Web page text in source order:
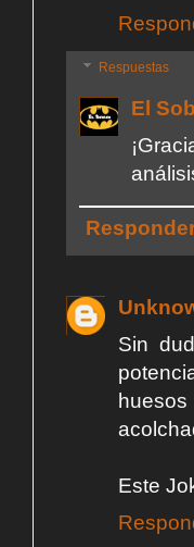
Respuestas
El
Sin
Este